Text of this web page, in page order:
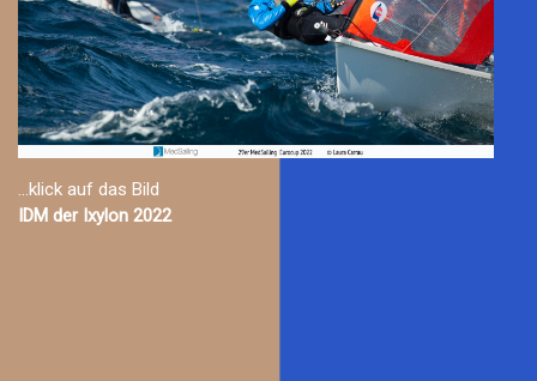
...klick auf das Bild
IDM der Ixylon 2022